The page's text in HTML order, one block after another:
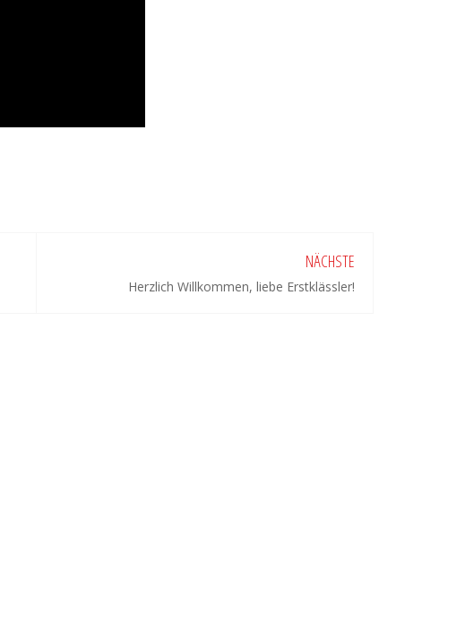
NÄCHSTE
Herzlich Willkommen, liebe Erstklässler!